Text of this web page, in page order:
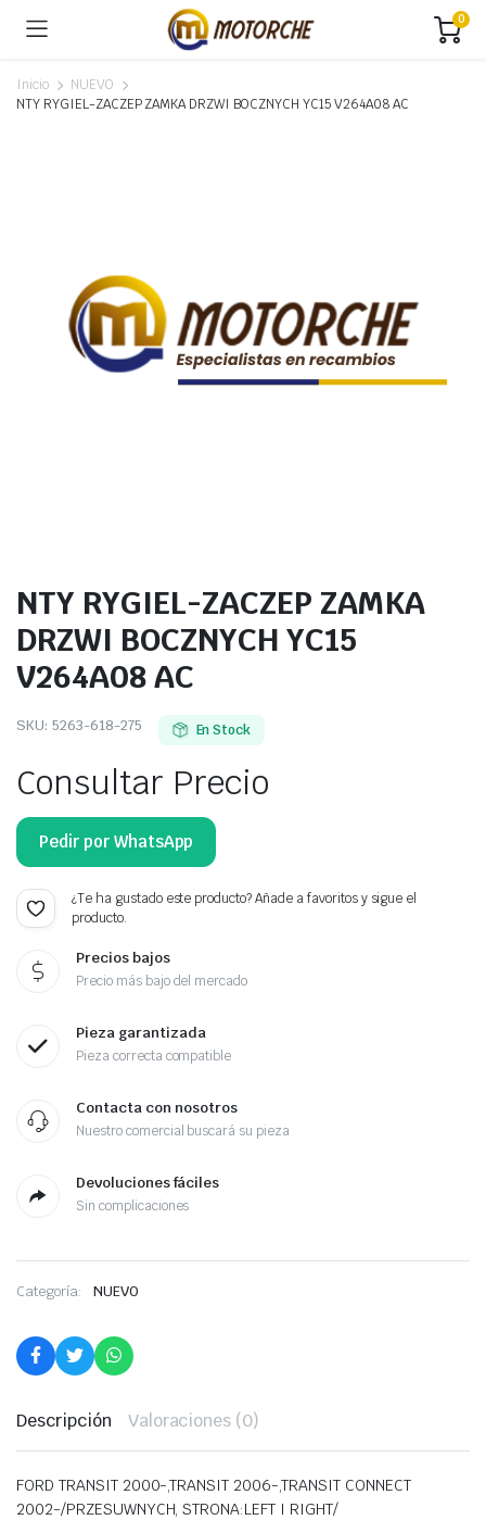
0
Inicio
NUEVO
NTY RYGIEL-ZACZEP ZAMKA DRZWI BOCZNYCH YC15 V264A08 AC
NTY RYGIEL-ZACZEP ZAMKA
DRZWI BOCZNYCH YC15
V264A08 AC
SKU: 5263-618-275 En Stock
Consultar Precio
Pedir por WhatsApp
¿Te ha gustado este producto? Añade a favoritos y sigue el
producto.
Precios bajos
Precio más bajo del mercado
Pieza garantizada
Pieza correcta compatible
Contacta con nosotros
Nuestro comercial buscará su pieza
Devoluciones fáciles
Sin complicaciones
Categoría: NUEVO
Descripción Valoraciones (0)
FORD TRANSIT 2000-,TRANSIT 2006-,TRANSIT CONNECT
2002-/PRZESUWNYCH, STRONA:LEFT I RIGHT/